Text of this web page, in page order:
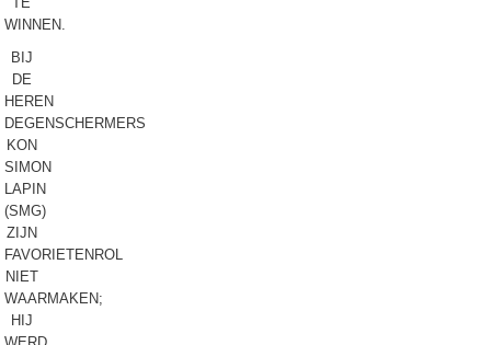
WINNEN.
BIJ
DE
HEREN
DEGENSCHERMERS
KON
SIMON
LAPIN
(SMG)
ZIJN
FAVORIETENROL
NIET
WAARMAKEN;
HIJ